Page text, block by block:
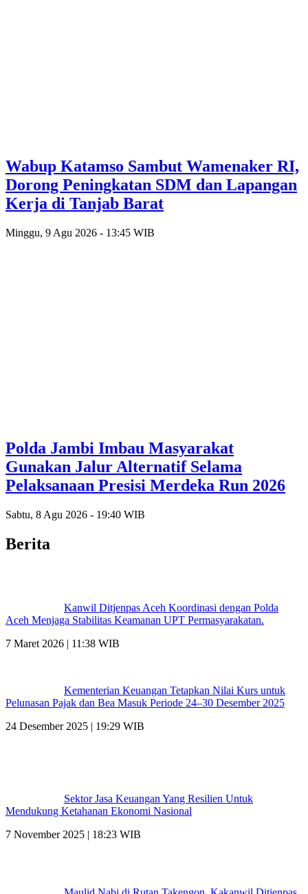
Wabup Katamso Sambut Wamenaker RI,
Dorong Peningkatan SDM dan Lapangan
Kerja di Tanjab Barat
Minggu, 9 Agu 2026 - 13:45 WIB
Polda Jambi Imbau Masyarakat
Gunakan Jalur Alternatif Selama
Pelaksanaan Presisi Merdeka Run 2026
Sabtu, 8 Agu 2026 - 19:40 WIB
Berita
Kanwil Ditjenpas Aceh Koordinasi dengan Polda
Aceh Menjaga Stabilitas Keamanan UPT Permasyarakatan.
7 Maret 2026 | 11:38 WIB
Kementerian Keuangan Tetapkan Nilai Kurs untuk
Pelunasan Pajak dan Bea Masuk Periode 24–30 Desember 2025
24 Desember 2025 | 19:29 WIB
Sektor Jasa Keuangan Yang Resilien Untuk
Mendukung Ketahanan Ekonomi Nasional
7 November 2025 | 18:23 WIB